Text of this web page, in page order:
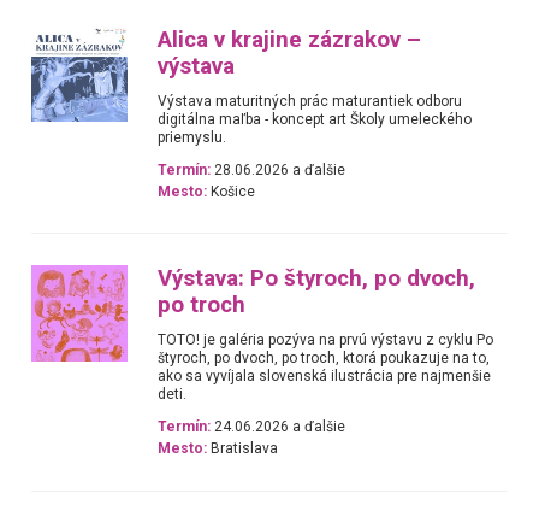
Alica v krajine zázrakov –
výstava
Výstava maturitných prác maturantiek odboru
digitálna maľba - koncept art Školy umeleckého
priemyslu.
Termín: 28.06.2026 a ďalšie
Mesto: Košice
Výstava: Po štyroch, po dvoch,
po troch
TOTO! je galéria pozýva na prvú výstavu z cyklu Po
štyroch, po dvoch, po troch, ktorá poukazuje na to,
ako sa vyvíjala slovenská ilustrácia pre najmenšie
deti.
Termín: 24.06.2026 a ďalšie
Mesto: Bratislava